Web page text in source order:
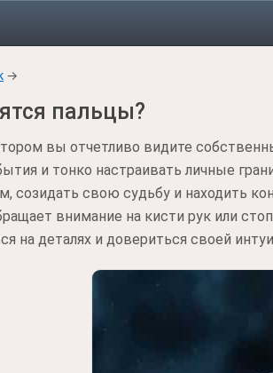
→
пальцы?
вы отчетливо видите
и тонко настраивать личные
созидать свою судьбу и находить
внимание на кисти рук или
на деталях и довериться своей